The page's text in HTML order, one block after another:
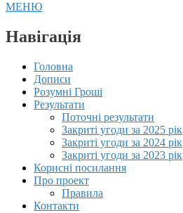
МЕНЮ
Навігація
Головна
Дописи
Розумні Гроші
Результати
Поточні результати
Закриті угоди за 2025 рік
Закриті угоди за 2024 рік
Закриті угоди за 2023 рік
Корисні посилання
Про проект
Правила
Контакти